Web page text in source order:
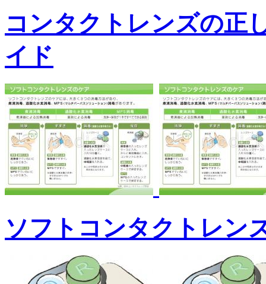
コンタクトレンズの正
イド
ソフトコンタクトレン